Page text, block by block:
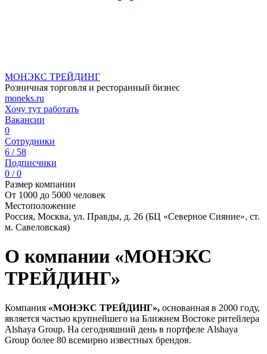
МОНЭКС ТРЕЙДИНГ
Розничная торговля и ресторанный бизнес
moneks.ru
Хочу тут работать
Вакансии
0
Сотрудники
6 / 58
Подписчики
0 / 0
Размер компании
От 1000 до 5000 человек
Местоположение
Россия, Москва, ул. Правды, д. 26 (БЦ «Северное Сияние», ст.
м. Савеловская)
О компании «МОНЭКС
ТРЕЙДИНГ»
Компания «МОНЭКС ТРЕЙДИНГ», основанная в 2000 году,
является частью крупнейшего на Ближнем Востоке ритейлера
Alshaya Group. На сегодняшний день в портфеле Alshaya
Group более 80 всемирно известных брендов.